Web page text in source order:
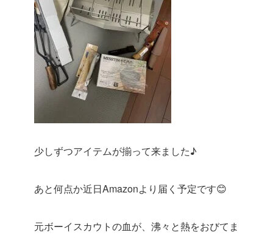
少しずつアイテムが揃って来ました♪
あと何点か近日Amazonより届く予定です😊
元ボーイスカウトの血が、沸々と熱をおびてま